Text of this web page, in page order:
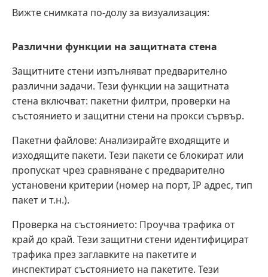
Вижте снимката по-долу за визуализация:
Различни функции на защитната стена
Защитните стени изпълняват предварително
различни задачи. Тези функции на защитната
стена включват: пакетни филтри, проверки на
състоянието и защитни стени на прокси сървър.
Пакетни файлове: Анализирайте входящите и
изходящите пакети. Тези пакети се блокират или
пропускат чрез сравняване с предварително
установени критерии (номер на порт, IP адрес, тип
пакет и т.н.).
Проверка на състоянието: Проучва трафика от
край до край. Тези защитни стени идентифицират
трафика през заглавките на пакетите и
инспектират състоянието на пакетите. Тези